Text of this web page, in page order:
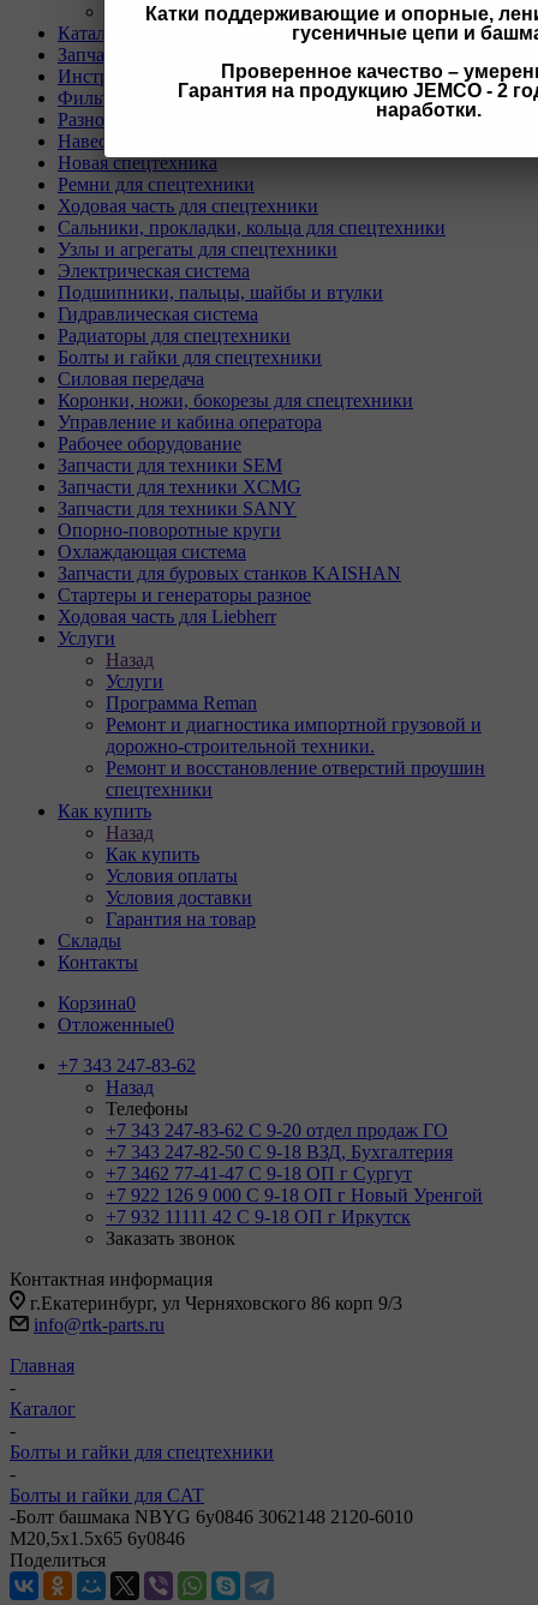
Катки поддерживающие и опорные,
гусеничные цепи и
Проверенное качество –
Гарантия на продукцию JEMCO - 2
наработки.
Политика
Каталог
Запчасти для двигателей и сопутствующих систем
Инструмент и материалы для СТО
Фильтры для спецтехники
Разное
Навесное оборудование для экскаваторов
Новая спецтехника
Ремни для спецтехники
Ходовая часть для спецтехники
Сальники, прокладки, кольца для спецтехники
Узлы и агрегаты для спецтехники
Электрическая система
Подшипники, пальцы, шайбы и втулки
Гидравлическая система
Радиаторы для спецтехники
Болты и гайки для спецтехники
Силовая передача
Коронки, ножи, бокорезы для спецтехники
Управление и кабина оператора
Рабочее оборудование
Запчасти для техники SEM
Запчасти для техники XCMG
Запчасти для техники SANY
Опорно-поворотные круги
Охлаждающая система
Запчасти для буровых станков KAISHAN
Стартеры и генераторы разное
Ходовая часть для Liebherr
Услуги
Назад
Услуги
Программа Reman
Ремонт и диагностика импортной грузовой и
дорожно-строительной техники.
Ремонт и восстановление отверстий проушин
спецтехники
Как купить
Назад
Как купить
Условия оплаты
Условия доставки
Гарантия на товар
Склады
Контакты
Корзина0
Отложенные0
+7 343 247-83-62
Назад
Телефоны
+7 343 247-83-62 С 9-20 отдел продаж ГО
+7 343 247-82-50 С 9-18 ВЗД, Бухгалтерия
+7 3462 77-41-47 С 9-18 ОП г Сургут
+7 922 126 9 000 С 9-18 ОП г Новый Уренгой
+7 932 11111 42 С 9-18 ОП г Иркутск
Заказать звонок
Контактная информация
г.Екатеринбург, ул Черняховского 86 корп 9/3
info@rtk-parts.ru
Главная
-
Каталог
-
Болты и гайки для спецтехники
-
Болты и гайки для CAT
-Болт башмака NBYG 6y0846 3062148 2120-6010
M20,5x1.5x65 6y0846
Поделиться